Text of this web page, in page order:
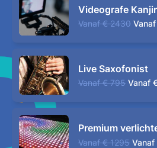
Videografe
Vanaf € 2430 Vanaf
Live Saxofonist
Vanaf € 795 Vanaf
Premium
Vanaf € 1295 Vanaf